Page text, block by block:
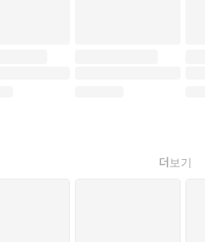
더보기